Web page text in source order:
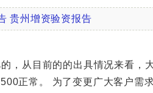
贵州增资验资报告
从目前的的出具情况来看，
正常。 为了变更广大客户需